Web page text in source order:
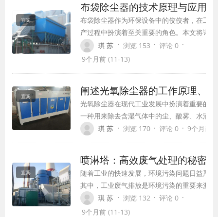
潜力。
宜宾
布袋除尘器的技术原理与应用
布袋除尘器作为环保设备中的佼佼者，在工
产过程中扮演着至关重要的角色。本文将详
绍布袋除尘器的技术原理、应用场景及未来
趋势，以期为环保事业贡献力量。
琪 苏 · 浏览 153 · 评论 0 ·
9个月前 (11-13)
宜宾 阐述光氧除尘器的工作原理、
光氧除尘器在现代工业发展中扮演着重要的
一种用来除去含湿气体中的尘、酸雾、水滴
臭味、PM2.5等有害物质的有效设备。本文
琪 苏 · 浏览 170 · 评论 0 · 9个月前
宜宾
喷淋塔：高效废气处理的秘密
随着工业的快速发展，环境污染问题日益严
其中，工业废气排放是环境污染的重要来源之
一。为了解决这一问题，我国加大了对废气
的研究力度，开发了一系列高效的废气处理设
琪 苏 · 浏览 132 · 评论 0 ·
9个月前 (11-13)